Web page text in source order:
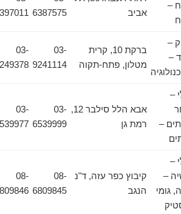
אביב
6387575
6397011
ברקת 10, קרית
מטלון, פתח-תקוה
9241114
9249378
–
אבא הלל סילבר 12,
רמת גן
03-
6539999
6539977
קיבוץ כפר עזה, ד"נ
הנגב
08-
6809845
6809846